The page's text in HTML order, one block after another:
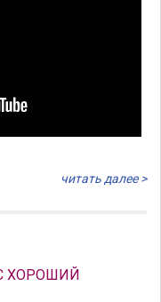
читать далее >
ХОРОШИЙ